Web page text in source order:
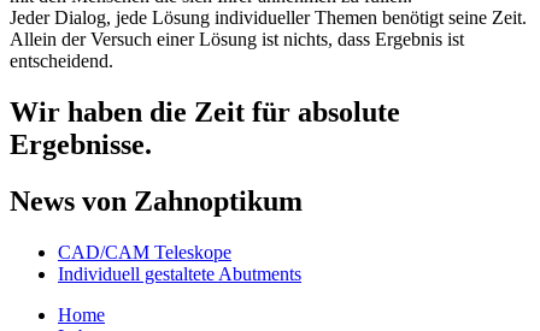
Jeder Dialog, jede Lösung individueller Themen benötigt seine Zeit.
Allein der Versuch einer Lösung ist nichts, dass Ergebnis ist
entscheidend.
Wir haben die Zeit für absolute
Ergebnisse.
News von Zahnoptikum
CAD/CAM Teleskope
Individuell gestaltete Abutments
Home